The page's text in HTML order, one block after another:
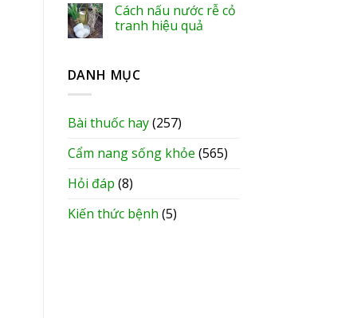
Cách nấu nước rễ cỏ
tranh hiệu quả
DANH MỤC
Bài thuốc hay(257)
Cẩm nang sống khỏe (565)
Hỏi đáp (8)
Kiến thức bệnh (5)